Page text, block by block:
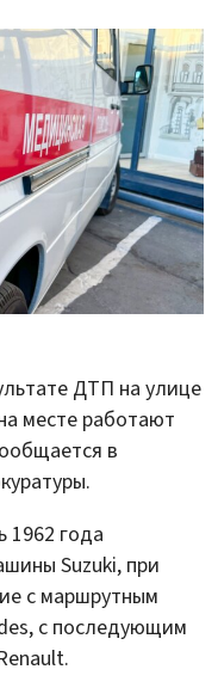
ДТП на улице
месте работают
в
1962 года
Suzuki, при
с маршрутным
с последующим